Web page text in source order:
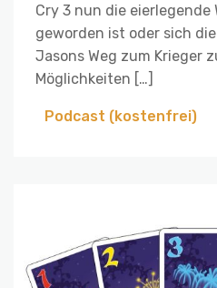
Cry 3 nun die eierlegende
geworden ist oder sich
Jasons Weg zum Krieger
Möglichkeiten […]
Podcast (kostenfrei)